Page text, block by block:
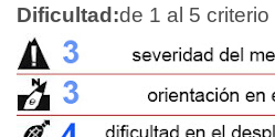
Dificultad:de 1 al 5 criterio